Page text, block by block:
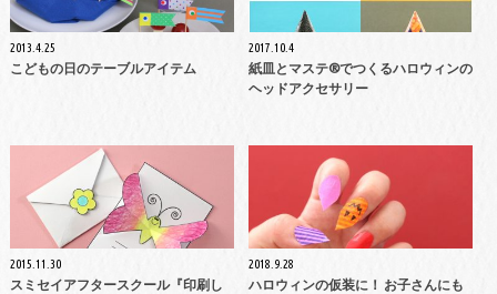
2013.4.25
こどもの日のテーブルアイテム
2017.10.4
紙皿とマステ®でつくるハロウィンの
ヘッドアクセサリー
2015.11.30
スミセイアフタースクール『印刷し
2018.9.28
ハロウィンの仮装に！ お子さんにも